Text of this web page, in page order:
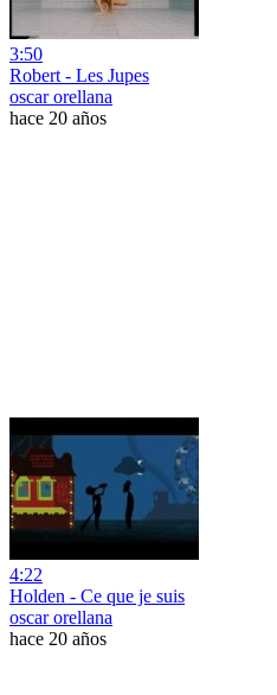
3:50
Robert - Les Jupes
oscar orellana
hace 20 años
4:22
Holden - Ce que je suis
oscar orellana
hace 20 años